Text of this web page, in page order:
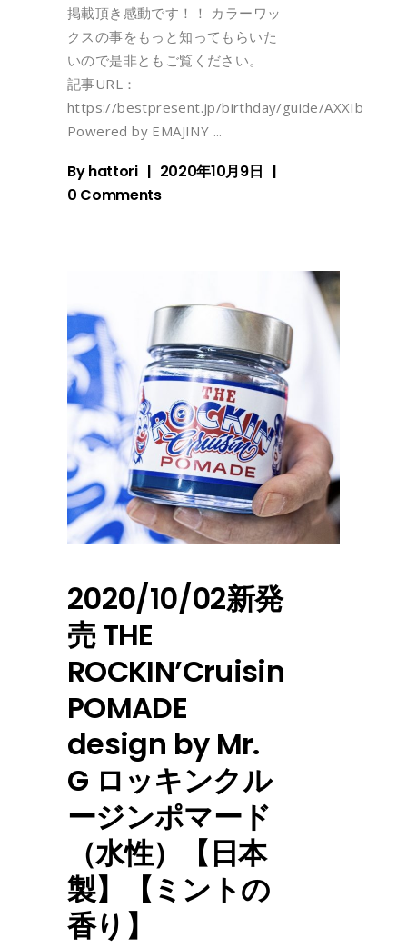
掲載頂き感動です！！ カラーワッ
クスの事をもっと知ってもらいた
いので是非ともご覧ください。
記事URL：
https://bestpresent.jp/birthday/guide/AXXIbgSj
Powered by EMAJINY
Byhattori
2020年10月9日
0 Comments
2020/10/02新発
売 THE
ROCKIN’Cruisin
POMADE
design by Mr.
G ロッキンクル
ージンポマード
（水性）【日本
製】【ミントの
香り】